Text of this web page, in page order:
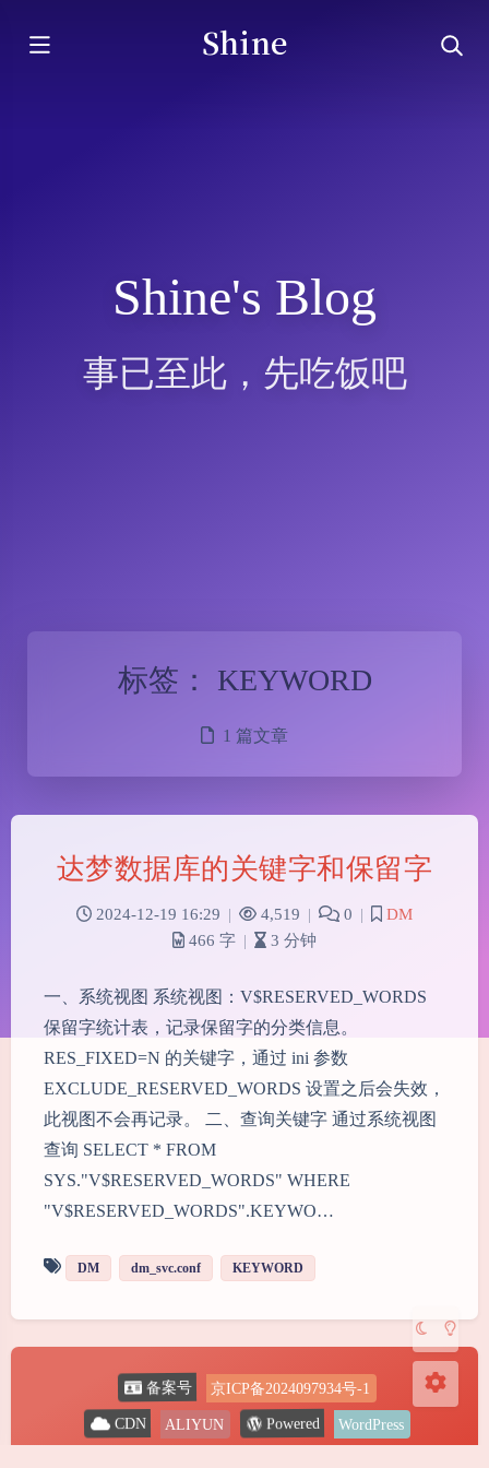
Shine
Shine's Blog
事已至此，先吃饭吧
夜间模式
Sans Serif
标签： KEYWORD
1 篇文章
达梦数据库的关键字和保留字
2024-12-19 16:29 | 4,519 | 0 |
DM
466 字 | 3 分钟
一、系统视图 系统视图：V$RESERVED_WORDS
保留字统计表，记录保留字的分类信息。
RES_FIXED=N 的关键字，通过 ini 参数
EXCLUDE_RESERVED_WORDS 设置之后会失效，
此视图不会再记录。 二、查询关键字 通过系统视图
查询 SELECT * FROM
SYS."V$RESERVED_WORDS" WHERE
"V$RESERVED_WORDS".KEYWO…
DM dm_svc.conf KEYWORD
备案号 京ICP备2024097934号-1
CDN ALIYUN Powered WordPress